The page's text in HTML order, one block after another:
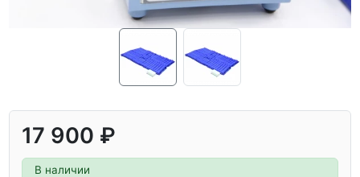
17 900 ₽
В наличии